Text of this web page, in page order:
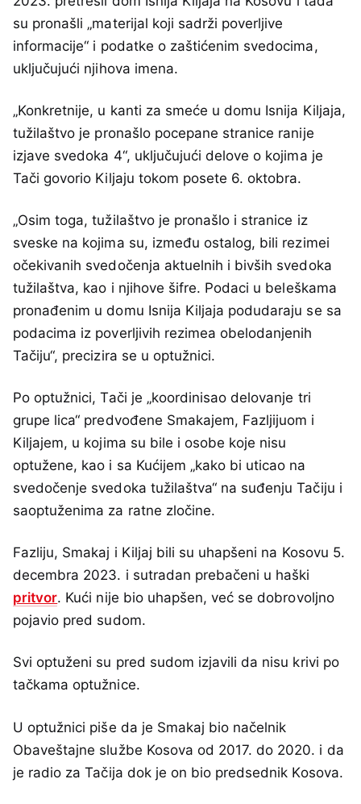
su pronašli „materijal koji sadrži poverljive
informacije“ i podatke o zaštićenim svedocima,
uključujući njihova imena.
„Konkretnije, u kanti za smeće u domu Isnija Kiljaja,
tužilaštvo je pronašlo pocepane stranice ranije
izjave svedoka 4“, uključujući delove o kojima je
Tači govorio Kiljaju tokom posete 6. oktobra.
„Osim toga, tužilaštvo je pronašlo i stranice iz
sveske na kojima su, između ostalog, bili rezimei
očekivanih svedočenja aktuelnih i bivših svedoka
tužilaštva, kao i njihove šifre. Podaci u beleškama
pronađenim u domu Isnija Kiljaja podudaraju se sa
podacima iz poverljivih rezimea obelodanjenih
Tačiju“, precizira se u optužnici.
Po optužnici, Tači je „koordinisao delovanje tri
grupe lica“ predvođene Smakajem, Fazljijuom i
Kiljajem, u kojima su bile i osobe koje nisu
optužene, kao i sa Kućijem „kako bi uticao na
svedočenje svedoka tužilaštva“ na suđenju Tačiju i
saoptuženima za ratne zločine.
Fazliju, Smakaj i Kiljaj bili su uhapšeni na Kosovu 5.
decembra 2023. i sutradan prebačeni u haški
pritvor. Kući nije bio uhapšen, već se dobrovoljno
pojavio pred sudom.
Svi optuženi su pred sudom izjavili da nisu krivi po
tačkama optužnice.
U optužnici piše da je Smakaj bio načelnik
Obaveštajne službe Kosova od 2017. do 2020. i da
je radio za Tačija dok je on bio predsednik Kosova.